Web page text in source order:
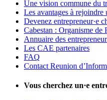
Une vision commune du
Les avantages à rejoindre
Devenez entrepreneur·e
Cabestan : Organisme de
Annuaire des
Les CAE partenaires
FAQ
Contact Reunion
Vous cherchez un·e